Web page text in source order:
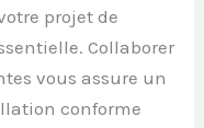
projet de
Collaborer
vous assure un
conforme